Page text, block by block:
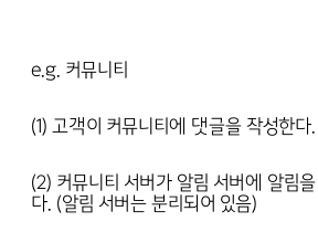
e.g. 커뮤니티
(1) 고객이 커뮤니티에 댓글을 작성한다.
(2) 커뮤니티 서버가 알림 서버에 알림
다. (알림 서버는 분리되어 있음)